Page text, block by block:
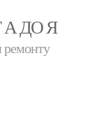
ДО Я
ремонту